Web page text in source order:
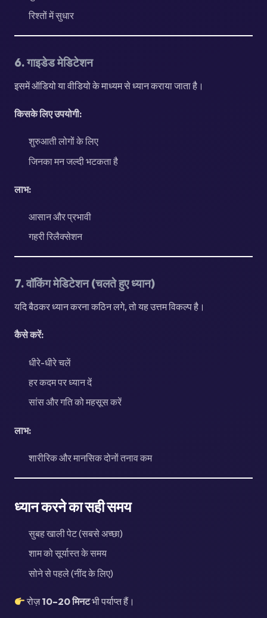
रिश्तों में सुधार
6. गाइडेड मेडिटेशन
इसमें ऑडियो या वीडियो के माध्यम से ध्यान कराया जाता है।
किसके लिए उपयोगी:
शुरुआती लोगों के लिए
जिनका मन जल्दी भटकता है
लाभ:
आसान और प्रभावी
गहरी रिलैक्सेशन
7. वॉकिंग मेडिटेशन (चलते हुए ध्यान)
यदि बैठकर ध्यान करना कठिन लगे, तो यह उत्तम विकल्प है।
कैसे करें:
धीरे-धीरे चलें
हर कदम पर ध्यान दें
सांस और गति को महसूस करें
लाभ:
शारीरिक और मानसिक दोनों तनाव कम
ध्यान करने का सही समय
सुबह खाली पेट (सबसे अच्छा)
शाम को सूर्यास्त के समय
सोने से पहले (नींद के लिए)
रोज़10–20 मिनटभी पर्याप्त हैं।